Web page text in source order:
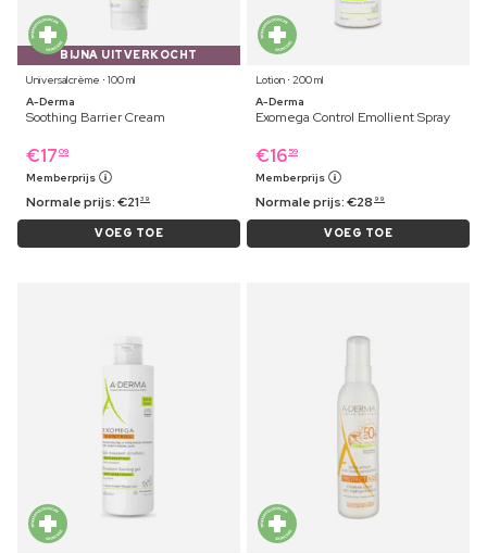
BIJNA UITVERKOCHT
Universalcrème ⋅ 100 ml
A-Derma
Soothing Barrier Cream
€17 09
Memberprijs
Normale prijs:€21 39
VOEG TOE
Lotion ⋅ 200 ml
A-Derma
Exomega Control Emollient Spray
€16 59
Memberprijs
Normale prijs:€28 99
VOEG TOE